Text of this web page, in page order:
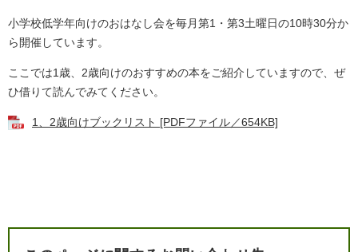
小学校低学年向けのおはなし会を毎月第1・第3土曜日の10時30分か
ら開催しています。
ここでは1歳、2歳向けのおすすめの本をご紹介していますので、ぜ
ひ借りて読んでみてください。
1、2歳向けブックリスト [PDFファイル／654KB]